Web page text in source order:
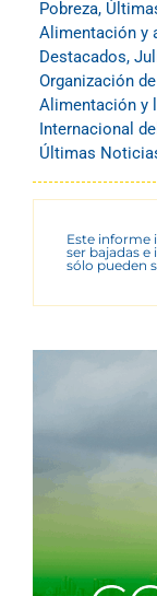
Pobreza,
Alimentación y
Destacados,
Organización
Alimentación y
Internacional
Últimas
Este informe
ser bajadas e
sólo pueden